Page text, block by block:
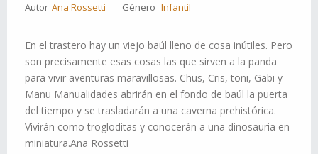
Autor Ana Rossetti Género Infantil
En el trastero hay un viejo baúl lleno de cosa inútiles. Pero
son precisamente esas cosas las que sirven a la panda
para vivir aventuras maravillosas. Chus, Cris, toni, Gabi y
Manu Manualidades abrirán en el fondo de baúl la puerta
del tiempo y se trasladarán a una caverna prehistórica.
Vivirán como trogloditas y conocerán a una dinosauria en
miniatura.Ana Rossetti